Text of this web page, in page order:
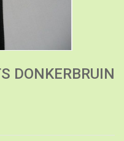
DONKERBRUIN